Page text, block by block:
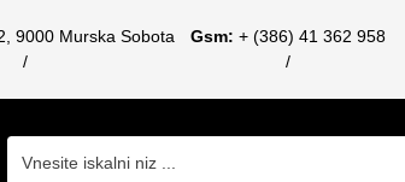
9000 Murska Sobota Gsm: + (386) 41 362 958